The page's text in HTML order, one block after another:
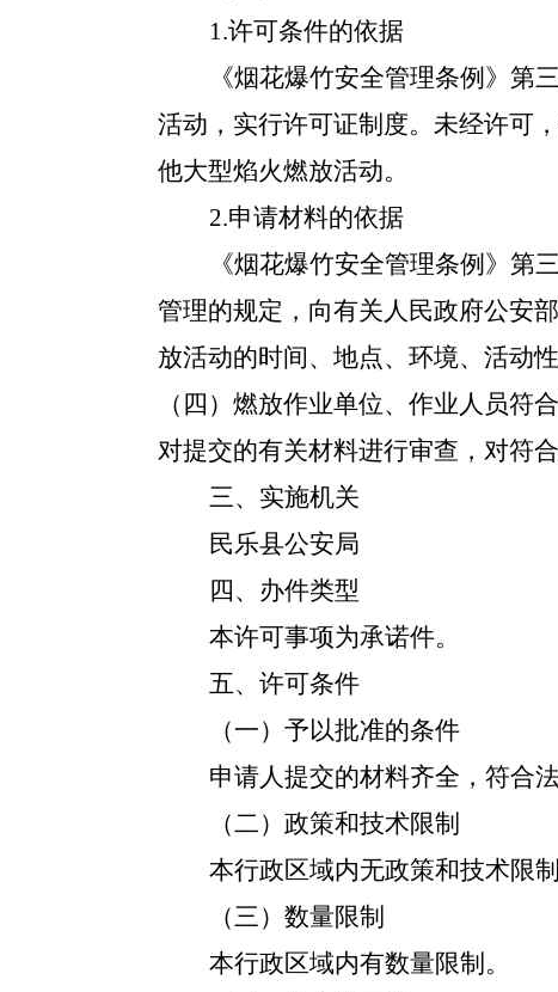
1.许可条件的依据
《烟花爆竹安全管理条例》第
活动，实行许可证制度。未经许可
他大型焰火燃放活动。
2.申请材料的依据
《烟花爆竹安全管理条例》
管理的规定，向有关人民政府公安
放活动的时间、地点、环境、活动
（四）燃放作业单位、作业人员符
对提交的有关材料进行审查，对符
三、实施机关
民乐县公安局
四、办件类型
本许可事项为承诺件。
五、许可条件
（一）予以批准的条件
申请人提交的材料齐全，符合法
（二）政策和技术限制
本行政区域内无政策和技术限制
（三）数量限制
本行政区域内有数量限制。